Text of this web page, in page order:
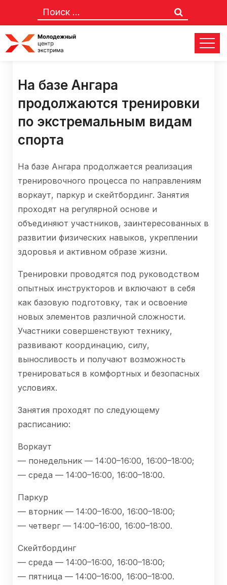
На базе Ангара
продолжаются тренировки
по экстремальным видам
спорта
На базе Ангара продолжается реализация
тренировочного процесса по направлениям
воркаут, паркур и скейтбординг. Занятия
проходят на регулярной основе и
объединяют участников, заинтересованных в
развитии физических навыков, укреплении
здоровья и активном образе жизни.
Тренировки проводятся под руководством
опытных инструкторов и включают в себя
как базовую подготовку, так и освоение
новых элементов различной сложности.
Участники совершенствуют технику,
развивают координацию, силу,
выносливость и получают возможность
тренироваться в комфортных и безопасных
условиях.
Занятия проходят по следующему
расписанию:
Воркаут
— понедельник — 14:00–16:00, 16:00–18:00;
— среда — 14:00–16:00, 16:00–18:00.
Паркур
— вторник — 14:00–16:00, 16:00–18:00;
— четверг — 14:00–16:00, 16:00–18:00.
Скейтбординг
— среда — 14:00–16:00, 16:00–18:00;
— пятница — 14:00–16:00, 16:00–18:00.